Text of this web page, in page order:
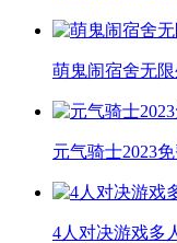
萌鬼闹宿舍无
元气骑士2023
4人对决游戏多